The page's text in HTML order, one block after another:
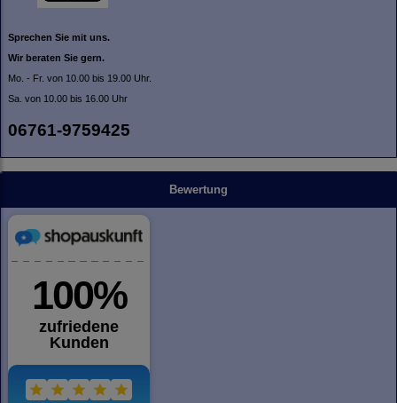
Sprechen Sie mit uns.
Wir beraten Sie gern.
Mo. - Fr. von 10.00 bis 19.00 Uhr.
Sa. von 10.00 bis 16.00 Uhr
06761-9759425
Bewertung